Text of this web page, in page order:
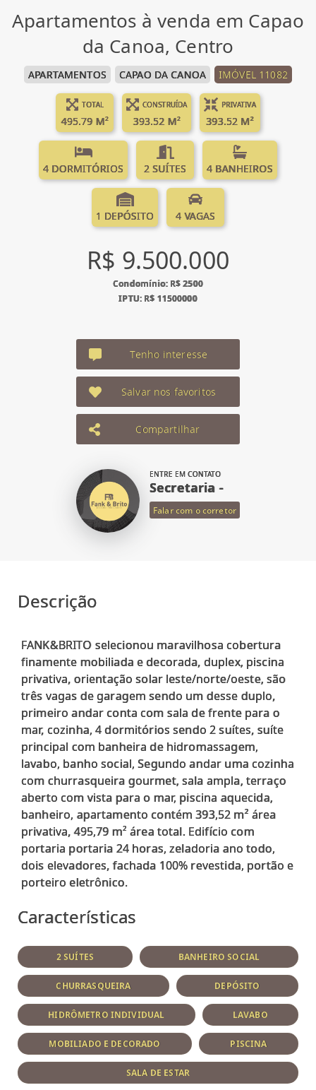
Apartamentos à venda em Capao
da Canoa, Centro
APARTAMENTOS CAPAO DA CANOA IMÓVEL 11082
TOTAL
495.79 M²
CONSTRUÍDA
393.52 M²
PRIVATIVA
393.52 M²
4 DORMITÓRIOS 2 SUÍTES 4 BANHEIROS
1 DEPÓSITO 4 VAGAS
R$ 9.500.000
Condomínio: R$ 2500
IPTU: R$ 11500000
Tenho interesse
Salvar nos favoritos
Compartilhar
ENTRE EM CONTATO
Secretaria -
Falar com o corretor
Descrição
FANK&BRITO selecionou maravilhosa cobertura
finamente mobiliada e decorada, duplex, piscina
privativa, orientação solar leste/norte/oeste, são
três vagas de garagem sendo um desse duplo,
primeiro andar conta com sala de frente para o
mar, cozinha, 4 dormitórios sendo 2 suítes, suíte
principal com banheira de hidromassagem,
lavabo, banho social, Segundo andar uma cozinha
com churrasqueira gourmet, sala ampla, terraço
aberto com vista para o mar, piscina aquecida,
banheiro, apartamento contém 393,52 m² área
privativa, 495,79 m² área total. Edifício com
portaria portaria 24 horas, zeladoria ano todo,
dois elevadores, fachada 100% revestida, portão e
Características
2 SUÍTES BANHEIRO SOCIAL
CHURRASQUEIRA DEPÓSITO
HIDRÔMETRO INDIVIDUAL LAVABO
MOBILIADO E DECORADO PISCINA
SALA DE ESTAR